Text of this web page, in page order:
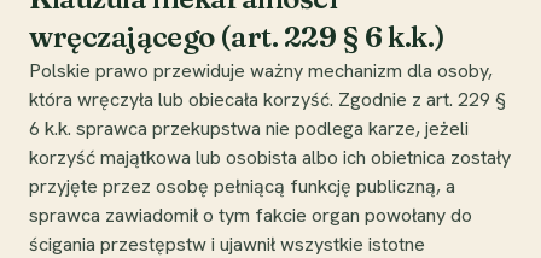
wręczającego (art. 229 § 6 k.k.)
Polskie prawo przewiduje ważny mechanizm dla osoby,
która wręczyła lub obiecała korzyść. Zgodnie z art. 229 §
6 k.k. sprawca przekupstwa nie podlega karze, jeżeli
korzyść majątkowa lub osobista albo ich obietnica zostały
przyjęte przez osobę pełniącą funkcję publiczną, a
sprawca zawiadomił o tym fakcie organ powołany do
ścigania przestępstw i ujawnił wszystkie istotne